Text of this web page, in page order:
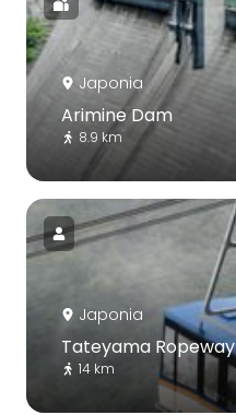
Japonia
Arimine Dam
8.9 km
Japonia
Tateyama Ropeway
14 km